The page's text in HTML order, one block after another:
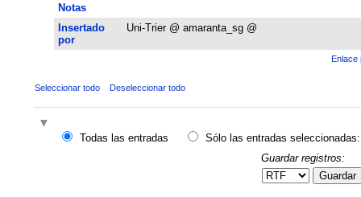
Notas
Insertado
por
Uni-Trier @ amaranta_sg @
Enlace
Seleccionar todo Deseleccionar todo
Todas las entradas
Sólo las entradas seleccionadas:
Guardar registros:
Guardar